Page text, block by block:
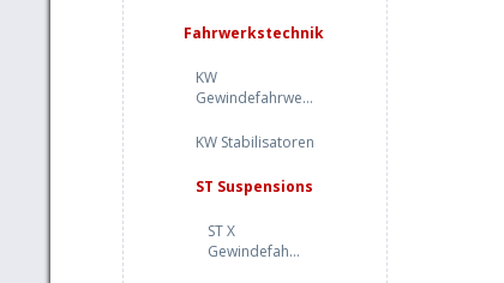
Fahrwerkstechnik
KW
Gewindefahrwerke
KW Stabilisatoren
ST Suspensions
ST X
Gewindefahrwerk